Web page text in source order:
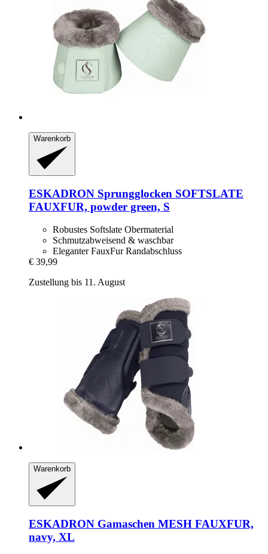
Warenkorb
ESKADRON Sprungglocken SOFTSLATE
FAUXFUR, powder green, S
Robustes Softslate Obermaterial
Schmutzabweisend & waschbar
Eleganter FauxFur Randabschluss
€ 39,99
Zustellung bis 11. August
Warenkorb
ESKADRON Gamaschen MESH FAUXFUR,
navy, XL